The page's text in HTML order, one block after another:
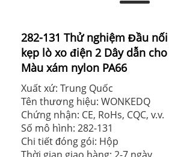
282-131 Thử nghiệm Đầu
kẹp lò xo điện 2 Dây dẫn
Màu xám nylon PA66
Xuất xứ: Trung Quốc
Tên thương hiệu: WONKEDQ
Chứng nhận: CE, RoHs, CQC, v.v.
Số mô hình: 282-131
Chi tiết đóng gói: Hộp